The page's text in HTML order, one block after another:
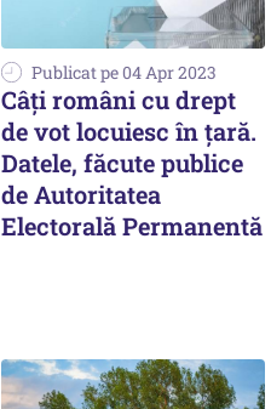
Publicat pe 04 Apr 2023
Câți români cu drept
de vot locuiesc în țară.
Datele, făcute publice
de Autoritatea
Electorală Permanentă